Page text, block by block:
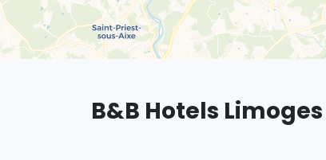
B&B Hotels Limoges